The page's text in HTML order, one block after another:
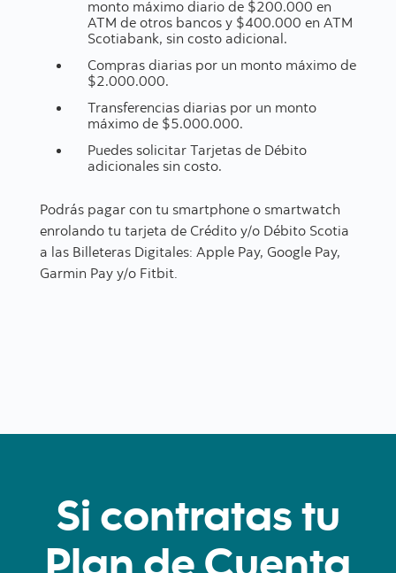
monto máximo diario de $200.000 en
ATM de otros bancos y $400.000 en ATM
Scotiabank, sin costo adicional.
Compras diarias por un monto máximo de
$2.000.000.
Transferencias diarias por un monto
máximo de $5.000.000.
Puedes solicitar Tarjetas de Débito
adicionales sin costo.
Podrás pagar con tu smartphone o smartwatch
enrolando tu tarjeta de Crédito y/o Débito Scotia
a las Billeteras Digitales: Apple Pay, Google Pay,
Garmin Pay y/o Fitbit.
Si contratas tu